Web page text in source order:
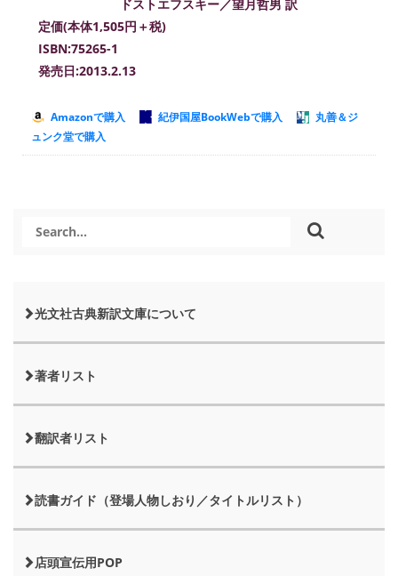
ドストエフスキー／望月哲男 訳
定価(本体1,505円＋税)
ISBN:75265-1
発売日:2013.2.13
Amazonで購入 紀伊国屋BookWebで購入
丸善＆ジ
ュンク堂で購入
光文社古典新訳文庫について
著者リスト
翻訳者リスト
読書ガイド（登場人物しおり／タイトルリスト）
店頭宣伝用POP